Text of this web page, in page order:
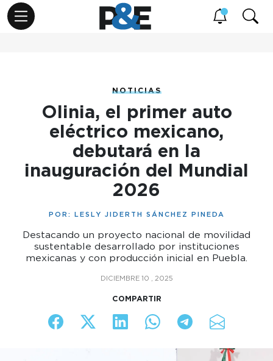
NOTICIAS
Olinia, el primer auto
eléctrico mexicano,
debutará en la
inauguración del Mundial
2026
POR: LESLY JIDERTH SÁNCHEZ PINEDA
Destacando un proyecto nacional de movilidad
sustentable desarrollado por instituciones
mexicanas y con producción inicial en Puebla.
DICIEMBRE 10 , 2025
COMPARTIR